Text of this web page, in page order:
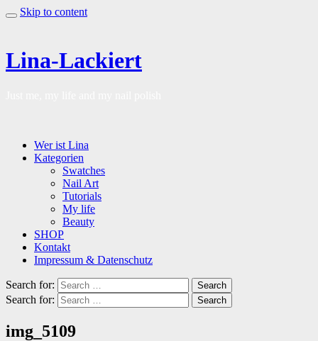
Skip to content
Lina-Lackiert
Wer ist Lina
Kategorien
Swatches
Nail Art
Tutorials
My life
Beauty
SHOP
Kontakt
Impressum & Datenschutz
Search for: Search
Search for: Search
img_5109